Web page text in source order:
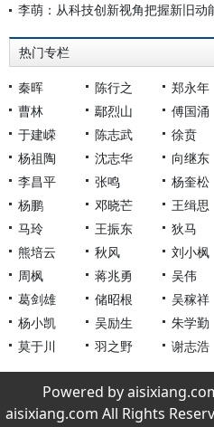
李萌：从科技创新视角把握新旧动
热门专栏
秦晖 陈行之 郑永年
曹林
鄢烈山 傅国涌
于建嵘
陈志武 徐贲
杨祖陶
沈志华 向继东
李昌平
张鸣 杨奎松
杨鹏
邓晓芒 王缉思
马玲
王振东 狄马
熊培云
秋风 刘小枫
周枫
蒋兆勇 吴伟
葛剑雄
储昭根 吴稼祥
杨小凯
吴励生 朱学勤
莫于川
羽之野 谢志浩
Powered by
aisixiang.com All Rights